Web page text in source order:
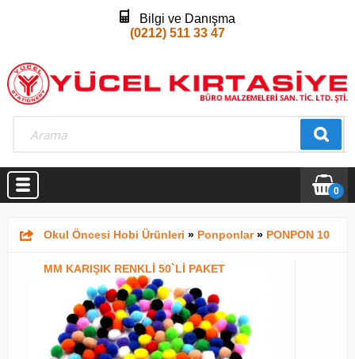
Bilgi ve Danışma
(0212) 511 33 47
0
Okul Öncesi Hobi Ürünleri » Ponponlar» PONPON 10
MM KARIŞIK RENKLİ 50`Lİ PAKET